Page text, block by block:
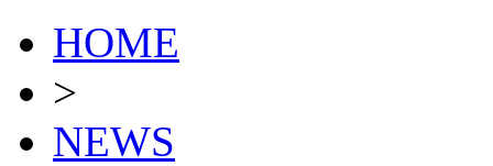
HOME
>
NEWS